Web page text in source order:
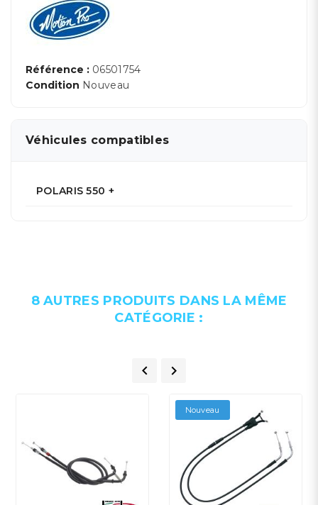
Référence : 06501754
Condition Nouveau
Véhicules compatibles
POLARIS 550 +
8 AUTRES PRODUITS DANS LA MÊME
CATÉGORIE :
 
Nouveau